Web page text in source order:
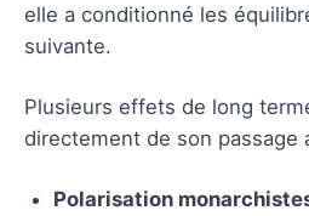
elle a conditionné les
suivante.
Plusieurs effets de long
directement de son passage
Polarisation